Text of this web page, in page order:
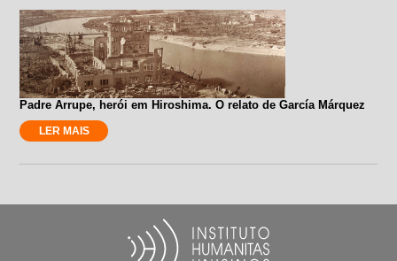
Padre Arrupe, herói em Hiroshima. O relato de García Márquez
LER MAIS